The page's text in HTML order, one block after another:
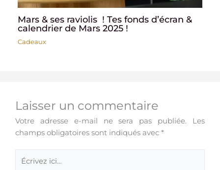
Mars & ses raviolis ! Tes fonds d’écran &
calendrier de Mars 2025 !
Cadeaux
Laisser un commentaire
Votre adresse e-mail ne sera pas publiée.
Les
champs obligatoires sont indiqués avec*
ici…